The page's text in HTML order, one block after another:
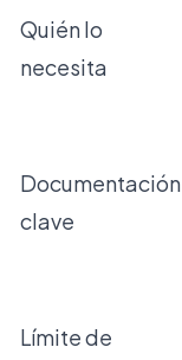
Quién lo
necesita
Documentación
clave
Límite de